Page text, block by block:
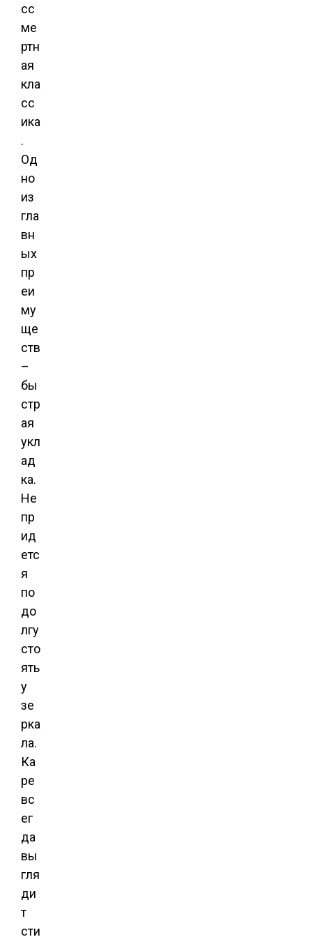
сс
ме
ртн
ая
кла
сс
ика
.
Од
но
из
гла
вн
ых
пр
еи
му
ще
ств
–
бы
стр
ая
укл
ад
ка.
Не
пр
ид
етс
я
по
до
лгу
сто
ять
у
зе
рка
ла.
Ка
ре
вс
ег
да
вы
гля
ди
т
сти